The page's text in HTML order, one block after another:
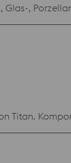
,
Titan.